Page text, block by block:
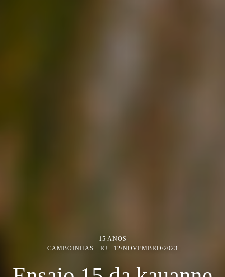
15 ANOS
CAMBOINHAS - RJ
12/NOVEMBRO/2023